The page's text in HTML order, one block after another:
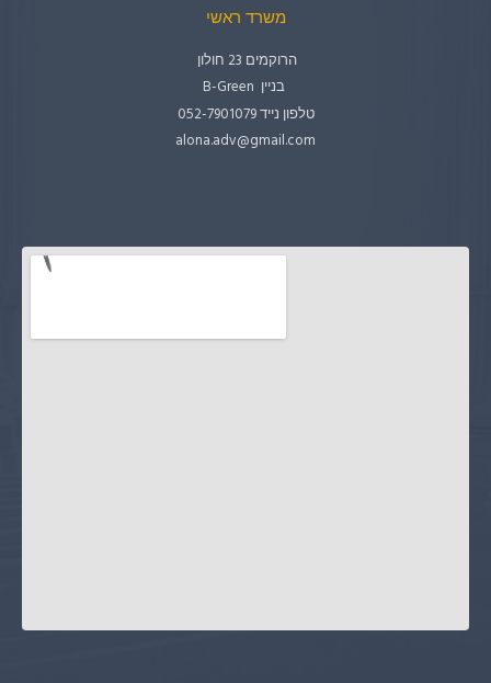
משרד ראשי
הרוקמים 23 חולון
בניין B-Green
טלפון נייד 052-7901079
alona.adv@gmail.com